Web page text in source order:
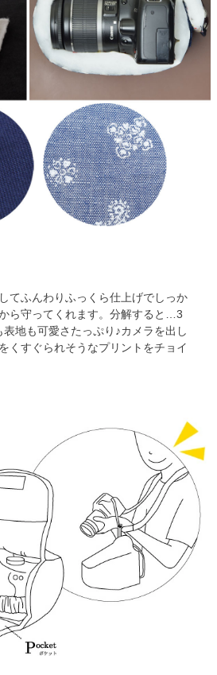
てふんわりふっくら仕上げでしっか
ら守ってくれます。分解すると…3
地も可愛さたっぷり♪カメラを出し
くすぐられそうなプリントをチョイ